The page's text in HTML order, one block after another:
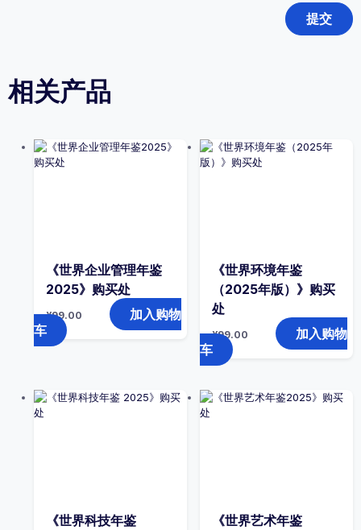
相关产品
《世界企业管理年鉴
2025》购买处
¥99.00
加入购物
车
《世界环境年鉴
（2025年版）》购买
处
¥99.00
加入购物
车
《世界科技年鉴
《世界艺术年鉴